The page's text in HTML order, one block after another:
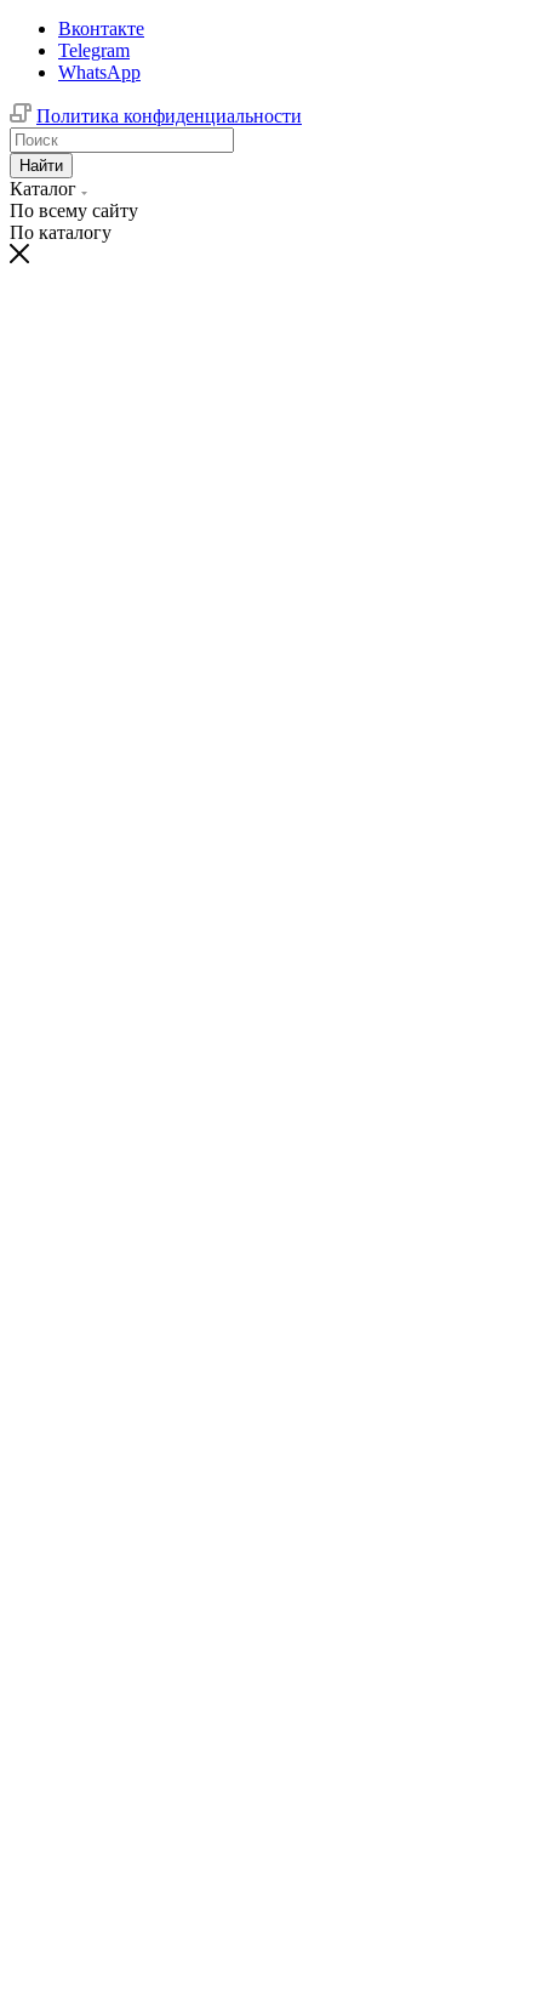
Вконтакте
Telegram
WhatsApp
Политика конфиденциальности
Найти
Каталог
По всему сайту
По каталогу